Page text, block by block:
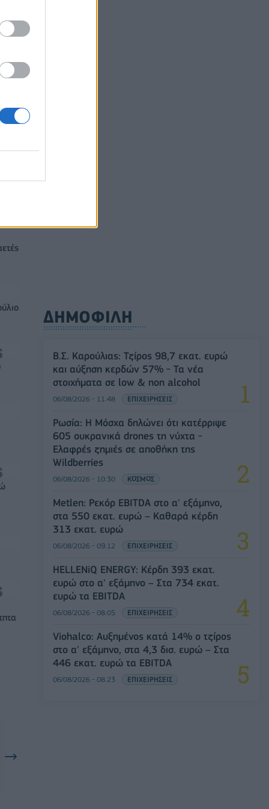
ΔΗΜΟΦΙΛΗ
Β.Σ. Καρούλιας: Τζίρος 98,7 εκατ. ευρώ
και αύξηση κερδών 57% - Τα νέα
στοιχήματα σε low & non alcohol
06/08/2026 - 11:48 ΕΠΙΧΕΙΡΗΣΕΙΣ
Ρωσία: Η Μόσχα δηλώνει ότι κατέρριψε
605 ουκρανικά drones τη νύχτα -
Ελαφρές ζημιές σε αποθήκη της
Wildberries
06/08/2026 - 10:30 ΚΟΣΜΟΣ
Metlen: Ρεκόρ EBITDA στο α' εξάμηνο,
στα 550 εκατ. ευρώ – Καθαρά κέρδη
313 εκατ. ευρώ
06/08/2026 - 09:12 ΕΠΙΧΕΙΡΗΣΕΙΣ
HELLENiQ ENERGY: Κέρδη 393 εκατ.
ευρώ στο α' εξάμηνο – Στα 734 εκατ.
ευρώ τα EBITDA
06/08/2026 - 08:05 ΕΠΙΧΕΙΡΗΣΕΙΣ
Viohalco: Αυξημένος κατά 14% ο τζίρος
στο α' εξάμηνο, στα 4,3 δισ. ευρώ – Στα
446 εκατ. ευρώ τα EBITDA
06/08/2026 - 08:23 ΕΠΙΧΕΙΡΗΣΕΙΣ